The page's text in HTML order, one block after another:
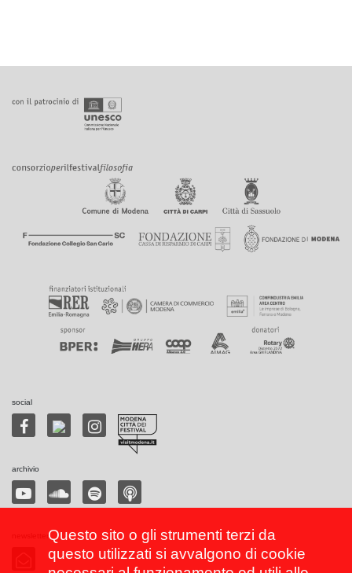
social
archivio
Questo sito o gli strumenti terzi da
questo utilizzati si avvalgono di cookie